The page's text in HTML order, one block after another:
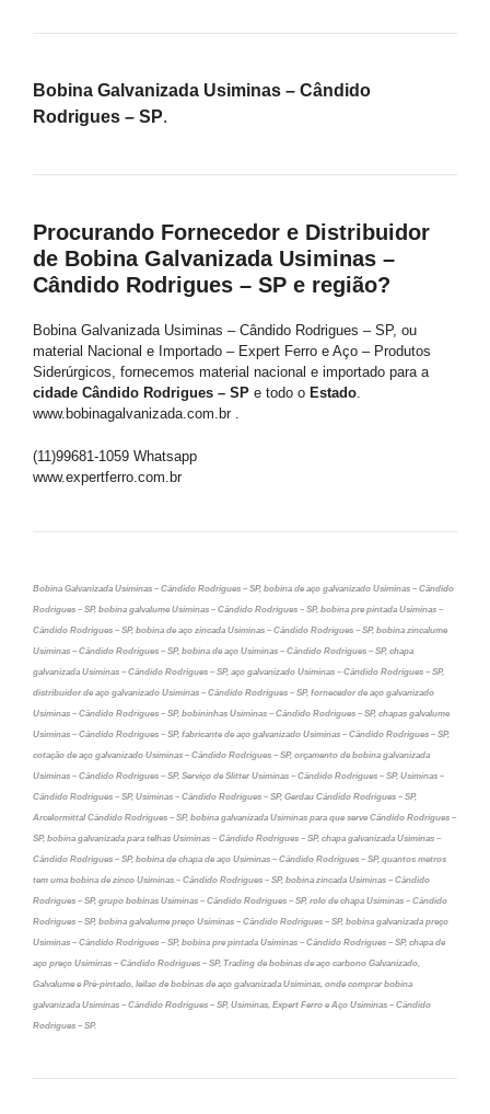
Bobina Galvanizada Usiminas – Cândido
Rodrigues – SP.
Procurando Fornecedor e Distribuidor
de Bobina Galvanizada Usiminas –
Cândido Rodrigues – SP e região?
Bobina Galvanizada Usiminas – Cândido Rodrigues – SP, ou
material Nacional e Importado – Expert Ferro e Aço – Produtos
Siderúrgicos, fornecemos material nacional e importado para a
cidade Cândido Rodrigues – SP e todo o Estado.
www.bobinagalvanizada.com.br .
(11)99681-1059 Whatsapp
www.expertferro.com.br
Bobina Galvanizada Usiminas – Cândido Rodrigues – SP, bobina de aço galvanizado Usiminas – Cândido
Rodrigues – SP, bobina galvalume Usiminas – Cândido Rodrigues – SP, bobina pre pintada Usiminas –
Cândido Rodrigues – SP, bobina de aço zincada Usiminas – Cândido Rodrigues – SP, bobina zincalume
Usiminas – Cândido Rodrigues – SP, bobina de aço Usiminas – Cândido Rodrigues – SP, chapa
galvanizada Usiminas – Cândido Rodrigues – SP, aço galvanizado Usiminas – Cândido Rodrigues – SP,
distribuidor de aço galvanizado Usiminas – Cândido Rodrigues – SP, fornecedor de aço galvanizado
Usiminas – Cândido Rodrigues – SP, bobininhas Usiminas – Cândido Rodrigues – SP, chapas galvalume
Usiminas – Cândido Rodrigues – SP, fabricante de aço galvanizado Usiminas – Cândido Rodrigues – SP,
cotação de aço galvanizado Usiminas – Cândido Rodrigues – SP, orçamento de bobina galvanizada
Usiminas – Cândido Rodrigues – SP, Serviço de Slitter Usiminas – Cândido Rodrigues – SP, Usiminas –
Cândido Rodrigues – SP, Usiminas – Cândido Rodrigues – SP, Gerdau Cândido Rodrigues – SP,
Arcelormittal Cândido Rodrigues – SP, bobina galvanizada Usiminas para que serve Cândido Rodrigues –
SP, bobina galvanizada para telhas Usiminas – Cândido Rodrigues – SP, chapa galvanizada Usiminas –
Cândido Rodrigues – SP, bobina de chapa de aço Usiminas – Cândido Rodrigues – SP, quantos metros
tem uma bobina de zinco Usiminas – Cândido Rodrigues – SP, bobina zincada Usiminas – Cândido
Rodrigues – SP, grupo bobinas Usiminas – Cândido Rodrigues – SP, rolo de chapa Usiminas – Cândido
Rodrigues – SP, bobina galvalume preço Usiminas – Cândido Rodrigues – SP, bobina galvanizada preço
Usiminas – Cândido Rodrigues – SP, bobina pre pintada Usiminas – Cândido Rodrigues – SP, chapa de
aço preço Usiminas – Cândido Rodrigues – SP, Trading de bobinas de aço carbono Galvanizado,
Galvalume e Pré-pintado, leilao de bobinas de aço galvanizada Usiminas, onde comprar bobina
galvanizada Usiminas – Cândido Rodrigues – SP, Usiminas, Expert Ferro e Aço Usiminas – Cândido
Rodrigues – SP.